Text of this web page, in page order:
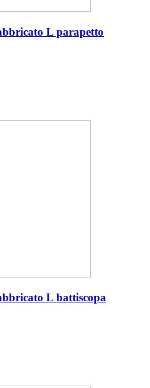
L parapetto
L battiscopa